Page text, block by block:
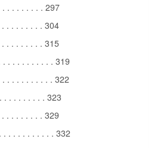
. . . . . . . . 297
. . . . . . . . 304
. . . . . . . . 315
. . . . . . . . . . 319
. . . . . . . . . . 322
. . . . . . . . . 323
. . . . . . . . 329
. . . . . . . . . . 332